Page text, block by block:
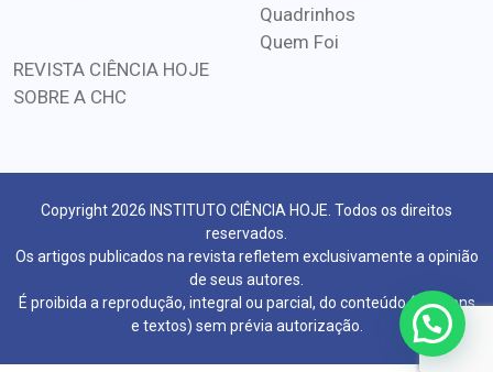
Quadrinhos
Quem Foi
REVISTA CIÊNCIA HOJE
SOBRE A CHC
Copyright 2026 INSTITUTO CIÊNCIA HOJE. Todos os direitos
reservados.
Os artigos publicados na revista refletem exclusivamente a opinião
de seus autores.
É proibida a reprodução, integral ou parcial, do conteúdo (imagens
e textos) sem prévia autorização.